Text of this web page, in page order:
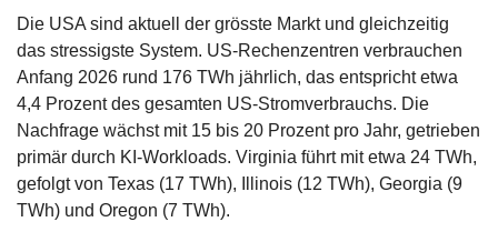
Die USA sind aktuell der grösste Markt und gleichzeitig
das stressigste System. US-Rechenzentren verbrauchen
Anfang 2026 rund 176 TWh jährlich, das entspricht etwa
4,4 Prozent des gesamten US-Stromverbrauchs. Die
Nachfrage wächst mit 15 bis 20 Prozent pro Jahr, getrieben
primär durch KI-Workloads. Virginia führt mit etwa 24 TWh,
gefolgt von Texas (17 TWh), Illinois (12 TWh), Georgia (9
TWh) und Oregon (7 TWh).